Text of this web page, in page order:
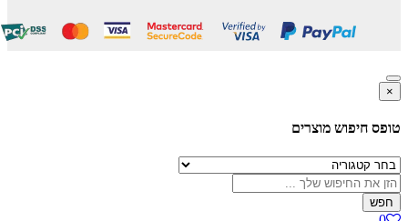
חיפוש מוצרים